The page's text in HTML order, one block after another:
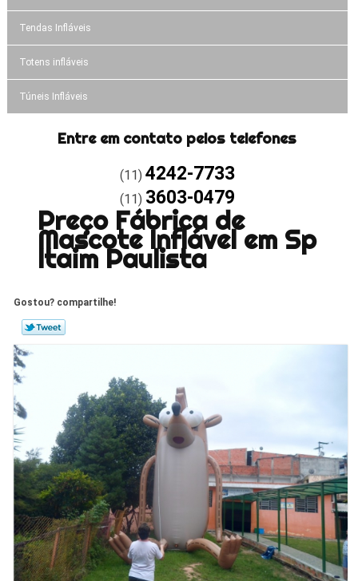
Tendas Infláveis
Totens infláveis
Túneis Infláveis
Entre em contato pelos telefones
(11) 4242-7733
(11) 3603-0479
Preço Fábrica de
Mascote Inflável em Sp
Itaim Paulista
Gostou? compartilhe!